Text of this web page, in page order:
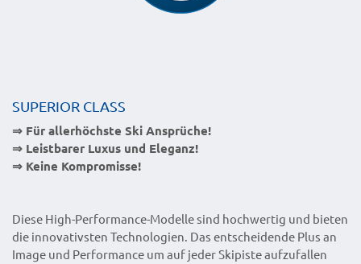
SUPERIOR CLASS
⇒ Für allerhöchste Ski Ansprüche!
⇒ Leistbarer Luxus und Eleganz!
⇒ Keine Kompromisse!
Diese High-Performance-Modelle sind hochwertig und bieten
die innovativsten Technologien. Das entscheidende Plus an
Image und Performance um auf jeder Skipiste aufzufallen